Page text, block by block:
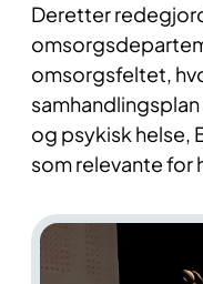
Deretter
omsorgsfeltet,
og psykisk helse,
som relevante for